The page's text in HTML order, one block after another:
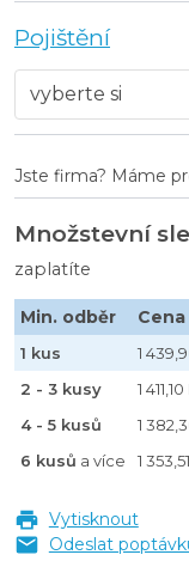
Pojištění
Jste firma? Máme
Množstevní
zaplatíte
Min. odběr Cena
1 kus
1
2 - 3 kusy
1
4 - 5 kusů
1
6 kusů a více 1
Vytisknout
Odeslat